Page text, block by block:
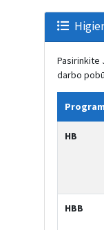
Pasirinkite
darbo
HB
HBB